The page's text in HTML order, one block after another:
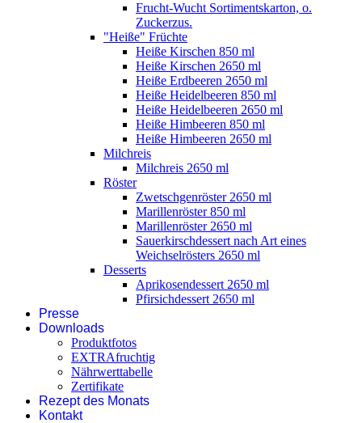
Frucht-Wucht Sortimentskarton, o.
Zuckerzus.
"Heiße" Früchte
Heiße Kirschen 850 ml
Heiße Kirschen 2650 ml
Heiße Erdbeeren 2650 ml
Heiße Heidelbeeren 850 ml
Heiße Heidelbeeren 2650 ml
Heiße Himbeeren 850 ml
Heiße Himbeeren 2650 ml
Milchreis
Milchreis 2650 ml
Röster
Zwetschgenröster 2650 ml
Marillenröster 850 ml
Marillenröster 2650 ml
Sauerkirschdessert nach Art eines
Weichselrösters 2650 ml
Desserts
Aprikosendessert 2650 ml
Pfirsichdessert 2650 ml
Presse
Downloads
Produktfotos
EXTRAfruchtig
Nährwerttabelle
Zertifikate
Rezept des Monats
Kontakt